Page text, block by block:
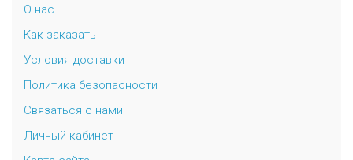
О нас
Как заказать
Условия доставки
Политика безопасности
Связаться с нами
Личный кабинет